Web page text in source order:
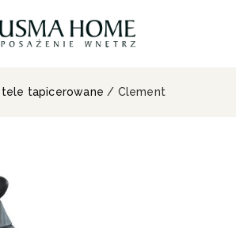
tapicerowane / Clement